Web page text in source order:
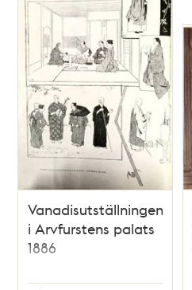
Vanadisutställningen
i Arvfurstens palats
1886